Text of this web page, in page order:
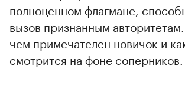
полноценном флагмане,
вызов признанным
чем примечателен новичок и
смотрится на фоне соперников.